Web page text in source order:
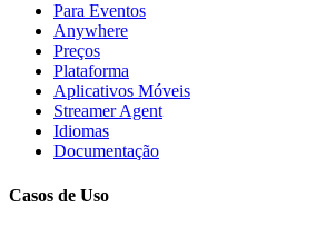
Para Eventos
Anywhere
Preços
Plataforma
Aplicativos Móveis
Streamer Agent
Idiomas
Documentação
Casos de Uso